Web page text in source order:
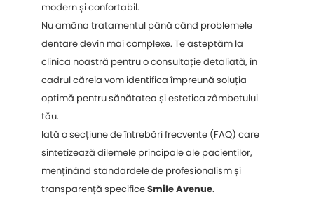
modern și confortabil.
Nu amâna tratamentul până când problemele
dentare devin mai complexe. Te așteptăm la
clinica noastră pentru o consultație detaliată, în
cadrul căreia vom identifica împreună soluția
optimă pentru sănătatea și estetica zâmbetului
tău.
Iată o secțiune de întrebări frecvente (FAQ) care
sintetizează dilemele principale ale pacienților,
menținând standardele de profesionalism și
transparență specificeSmile Avenue.